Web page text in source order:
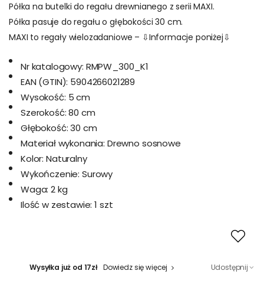
Półka na butelki do regału drewnianego z serii MAXI.
Półka pasuje do regału o głębokości 30 cm.
MAXI to regały wielozadaniowe – ⇩Informacje poniżej⇩
Nr katalogowy: RMPW_300_K1
EAN (GTIN): 5904266021289
Wysokość: 5 cm
Szerokość: 80 cm
Głębokość: 30 cm
Materiał wykonania: Drewno sosnowe
Kolor: Naturalny
Wykończenie: Surowy
Waga: 2 kg
Ilość w zestawie: 1 szt
Wysyłka już od 17zł Dowiedz się więcej Udostępnij